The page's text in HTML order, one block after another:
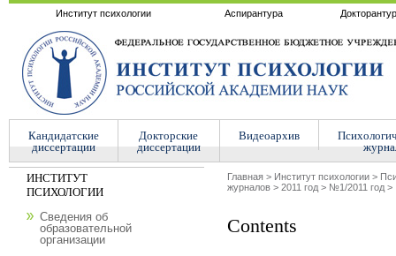
Институт психологии Аспирантура
Кандидатские
диссертации
Докторские
диссертации
Видеоархив
Главная > Институт психологии >
журналов > 2011 год > №1/2011 год >
Contents
ИНСТИТУТ
ПСИХОЛОГИИ
Сведения об
образовательной
организации